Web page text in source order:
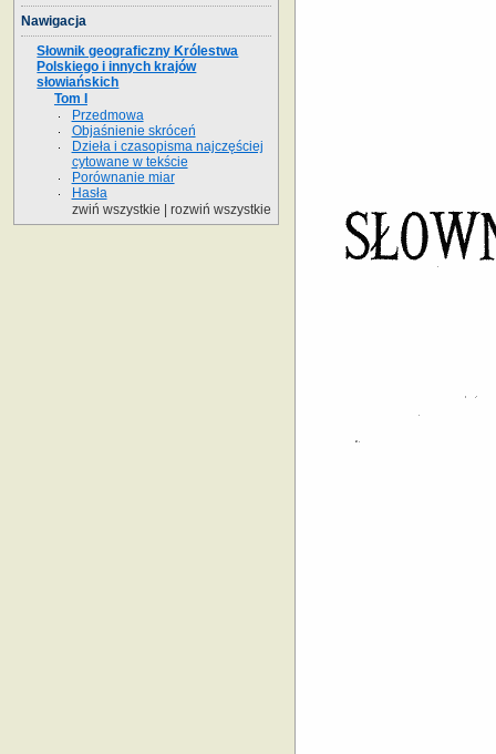
Nawigacja
Słownik geograficzny Królestwa
Polskiego i innych krajów
słowiańskich
Tom I
Przedmowa
Objaśnienie skróceń
Dzieła i czasopisma najczęściej
cytowane w tekście
Porównanie miar
Hasła
zwiń wszystkie
rozwiń wszystkie